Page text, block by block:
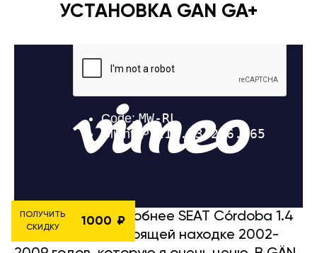
УСТАНОВКА GAN GA+
Рассмотрим подробнее SEAT Córdoba 1.4
TDI 80 л.с. — настоящей находке 2002-
ПОЛУЧИТЬ
СКИДКУ
1000